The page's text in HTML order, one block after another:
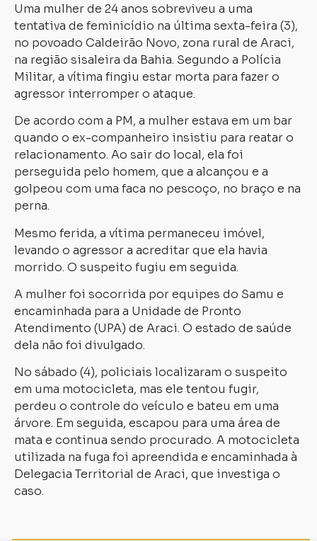
Uma mulher de 24 anos sobreviveu a uma
tentativa de feminicídio na última sexta-feira (3),
no povoado Caldeirão Novo, zona rural de Araci,
na região sisaleira da Bahia. Segundo a Polícia
Militar, a vítima fingiu estar morta para fazer o
agressor interromper o ataque.
De acordo com a PM, a mulher estava em um bar
quando o ex-companheiro insistiu para reatar o
relacionamento. Ao sair do local, ela foi
perseguida pelo homem, que a alcançou e a
golpeou com uma faca no pescoço, no braço e na
perna.
Mesmo ferida, a vítima permaneceu imóvel,
levando o agressor a acreditar que ela havia
morrido. O suspeito fugiu em seguida.
A mulher foi socorrida por equipes do Samu e
encaminhada para a Unidade de Pronto
Atendimento (UPA) de Araci. O estado de saúde
dela não foi divulgado.
No sábado (4), policiais localizaram o suspeito
em uma motocicleta, mas ele tentou fugir,
perdeu o controle do veículo e bateu em uma
árvore. Em seguida, escapou para uma área de
mata e continua sendo procurado. A motocicleta
utilizada na fuga foi apreendida e encaminhada à
Delegacia Territorial de Araci, que investiga o
caso.